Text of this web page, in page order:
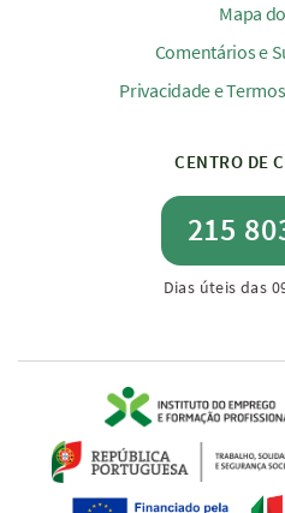
Mapa
Comentários e
Privacidade e
CENTRO DE
215
Dias úteis das